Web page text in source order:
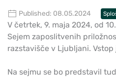
Published: 08.05.2024
V četrtek, 9. maja 2024, od
Sejem zaposlitvenih
razstavišče v Ljubljani. Vstop
Na sejmu se bo predstavil